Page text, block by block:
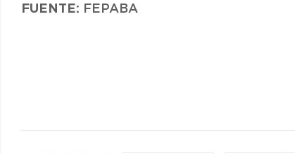
FUENTE: FEPABA